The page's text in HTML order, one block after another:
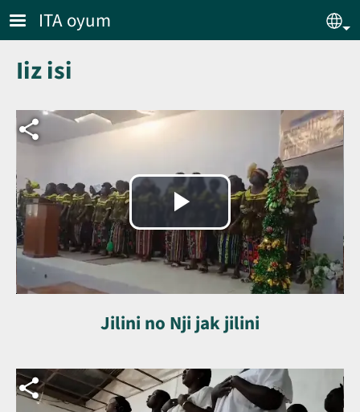
Skip to main content
ITA oyum
Iiz isi
Arquivo de vídeo
Reproduzir
vídeo
Jilini no Nji jak jilini
Arquivo de vídeo